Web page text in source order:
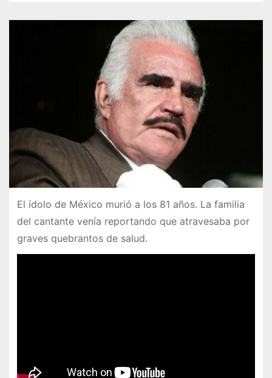
El ídolo de México murió a los 81 años. La familia
del cantante venía reportando que atravesaba por
graves quebrantos de salud.